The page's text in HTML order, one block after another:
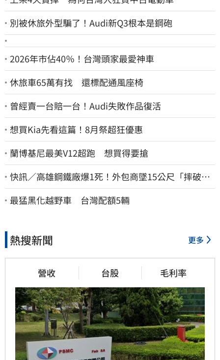
別被休旅外型騙了！Audi新Q3根本是鋼砲
2026年市佔40％！台灣頭家最愛神車
休旅車65萬有找 還標配通風座椅
曾經賣一台賠一台！Audi失敗作品復活
想買Kia先看這篇！8月祭超狂優惠
蘭博基尼最美V12超跑 想買得要搶
快訊／高雄鋼鐵廠爆1死！外包商墜15公尺「摔破頭
亡」
最猛黑化越野車 台灣配額5輛
熱搜新聞 更多
營收 台股 毛利率